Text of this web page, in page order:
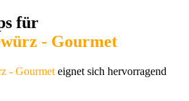
für
- Gourmet
- Gourmet eignet sich hervorragend